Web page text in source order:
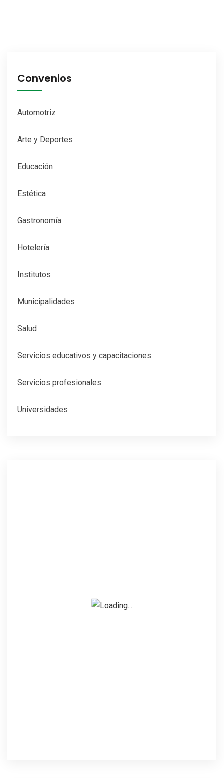
Convenios
Automotriz
Arte y Deportes
Educación
Estética
Gastronomía
Hotelería
Institutos
Municipalidades
Salud
Servicios educativos y capacitaciones
Servicios profesionales
Universidades